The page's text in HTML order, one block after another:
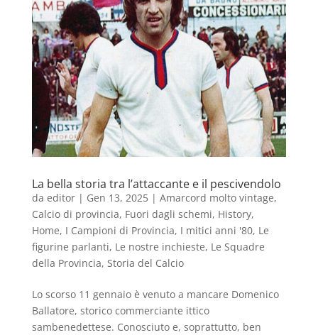
La bella storia tra l’attaccante e il pescivendolo
da editor| Gen 13, 2025| Amarcord molto vintage,
Calcio di provincia, Fuori dagli schemi, History,
Home, I Campioni di Provincia, I mitici anni '80, Le
figurine parlanti, Le nostre inchieste, Le Squadre
della Provincia, Storia del Calcio
Lo scorso 11 gennaio è venuto a mancare Domenico
Ballatore, storico commerciante ittico
sambenedettese. Conosciuto e, soprattutto, ben